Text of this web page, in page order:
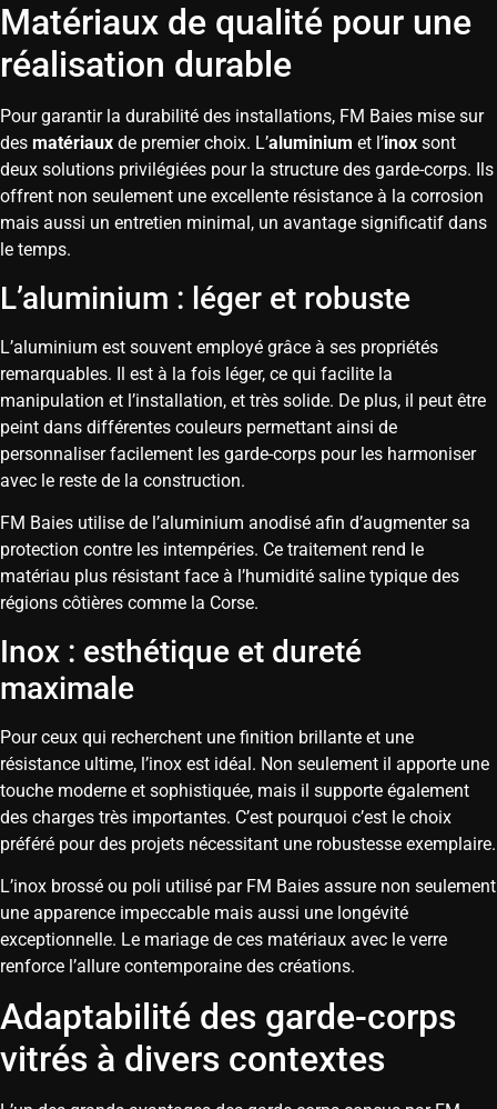
Matériaux de qualité pour une
réalisation durable
Pour garantir la durabilité des installations, FM Baies mise sur
des matériaux de premier choix. L’aluminium et l’inox sont
deux solutions privilégiées pour la structure des garde-corps. Ils
offrent non seulement une excellente résistance à la corrosion
mais aussi un entretien minimal, un avantage significatif dans
le temps.
L’aluminium : léger et robuste
L’aluminium est souvent employé grâce à ses propriétés
remarquables. Il est à la fois léger, ce qui facilite la
manipulation et l’installation, et très solide. De plus, il peut être
peint dans différentes couleurs permettant ainsi de
personnaliser facilement les garde-corps pour les harmoniser
avec le reste de la construction.
FM Baies utilise de l’aluminium anodisé afin d’augmenter sa
protection contre les intempéries. Ce traitement rend le
matériau plus résistant face à l’humidité saline typique des
régions côtières comme la Corse.
Inox : esthétique et dureté
maximale
Pour ceux qui recherchent une finition brillante et une
résistance ultime, l’inox est idéal. Non seulement il apporte une
touche moderne et sophistiquée, mais il supporte également
des charges très importantes. C’est pourquoi c’est le choix
préféré pour des projets nécessitant une robustesse exemplaire.
L’inox brossé ou poli utilisé par FM Baies assure non seulement
une apparence impeccable mais aussi une longévité
exceptionnelle. Le mariage de ces matériaux avec le verre
renforce l’allure contemporaine des créations.
Adaptabilité des garde-corps
vitrés à divers contextes